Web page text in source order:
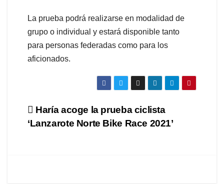
La prueba podrá realizarse en modalidad de
grupo o individual y estará disponible tanto
para personas federadas como para los
aficionados.
Navegación
Haría acoge la prueba ciclista
‘Lanzarote Norte Bike Race 2021’